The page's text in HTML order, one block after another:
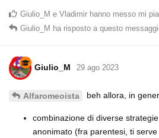
Giulio_M e Vladimir hanno messo mi
Giulio_M ha risposto a questo
Giulio_M 29 ago 2023
Alfaromeoista beh allora, in
combinazione di diverse
anonimato (fra parentesi, ti